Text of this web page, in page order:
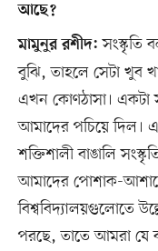
আছে?
মামুনুর রশীদ: সংস্কৃতি
বুঝি, তাহলে সেটা খুব
এখন কোণঠাসা। একটা
আমাদের পচিয়ে দিল।
শক্তিশালী বাঙালি
আমাদের পোশাক-
বিশ্ববিদ্যালয়গুলোতে
পরছে, তাতে আমরা যে